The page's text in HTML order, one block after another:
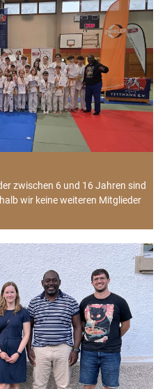
zwischen 6 und 16 Jahren sind
wir keine weiteren Mitglieder